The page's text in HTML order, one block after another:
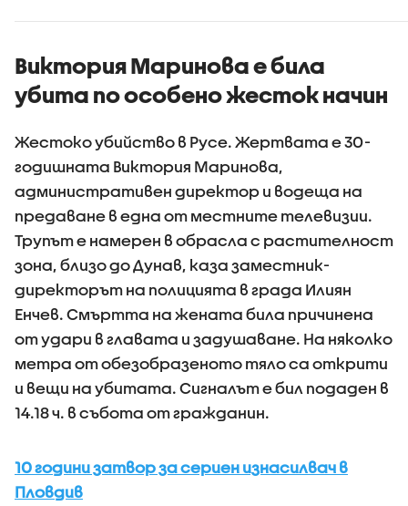
случаят
Виктория Маринова е била
убита по особено жесток начин
Жестоко убийство в Русе. Жертвата е 30-
годишната Виктория Маринова,
административен директор и водеща на
предаване в една от местните телевизии.
Трупът е намерен в обрасла с растителност
зона, близо до Дунав, каза заместник-
директорът на полицията в града Илиян
Енчев. Смъртта на жената била причинена
от удари в главата и задушаване. На няколко
метра от обезобразеното тяло са открити
и вещи на убитата. Сигналът е бил подаден в
14.18 ч. в събота от гражданин.
10 години затвор за сериен изнасилвач в
Пловдив